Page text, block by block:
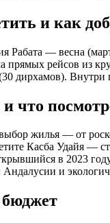
и как
Рабата — весна
прямых рейсов из
дирхамов). Внутри
что
жилья — от
Касба Удайя —
в 2023
и